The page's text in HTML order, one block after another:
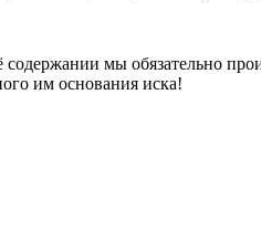
содержании мы обязательно
им основания иска!